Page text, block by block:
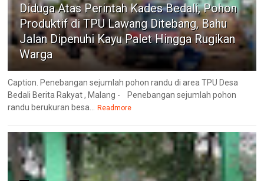
Diduga Atas Perintah Kades Bedali, Pohon
Produktif di TPU Lawang Ditebang, Bahu
Jalan Dipenuhi Kayu Palet Hingga Rugikan
Warga
Caption. Penebangan sejumlah pohon randu di area TPU Desa
Bedali Berita Rakyat , Malang - Penebangan sejumlah pohon
randu berukuran besa...
Readmore